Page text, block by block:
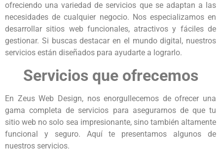
ofreciendo una variedad de servicios que se adaptan a las
necesidades de cualquier negocio. Nos especializamos en
desarrollar sitios web funcionales, atractivos y fáciles de
gestionar. Si buscas destacar en el mundo digital, nuestros
servicios están diseñados para ayudarte a lograrlo.
Servicios que ofrecemos
En Zeus Web Design, nos enorgullecemos de ofrecer una
gama completa de servicios para asegurarnos de que tu
sitio web no solo sea impresionante, sino también altamente
funcional y seguro. Aquí te presentamos algunos de
nuestros servicios.